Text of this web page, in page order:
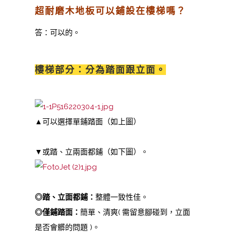
超耐磨木地板可以鋪設在樓梯嗎？
答：可以的。
樓梯部分：分為踏面跟立面。
▲可以選擇單鋪踏面（如上圖）
▼或踏、立兩面都鋪（如下圖）。
◎踏、立面都鋪： 整體一致性佳。
◎僅鋪踏面： 簡單、清爽( 需留意腳碰到，立面
是否會髒的問題 )。